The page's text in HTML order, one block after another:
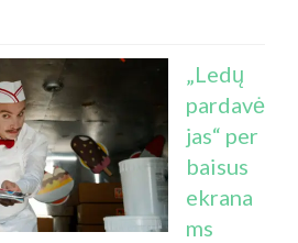
„Ledų
pardavė
jas“ per
baisus
ekrana
ms